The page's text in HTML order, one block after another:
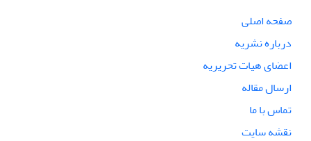
صفحه اصلی
درباره نشریه
اعضای هیات تحریریه
ارسال مقاله
تماس با ما
نقشه سایت